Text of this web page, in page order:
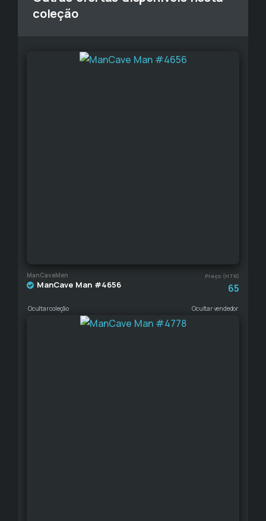
coleção
ManCaveMen Preço (HTR)
ManCave Man #4656 65
Ocultar coleção Ocultar vendedor